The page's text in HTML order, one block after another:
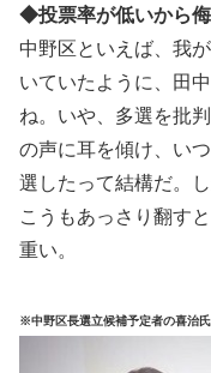
◆投票率が低いから
中野区といえば、我が
いていたように、田
ね。いや、多選を批
の声に耳を傾け、い
選したって結構だ。
こうもあっさり翻す
重い。
※中野区長選立候補予定者の喜治